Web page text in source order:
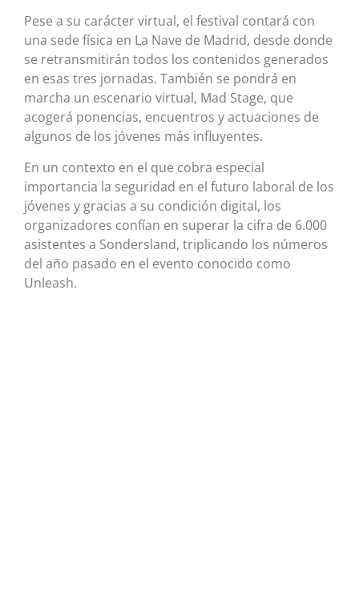
Pese a su carácter virtual, el festival contará con
una sede física en La Nave de Madrid, desde donde
se retransmitirán todos los contenidos generados
en esas tres jornadas. También se pondrá en
marcha un escenario virtual, Mad Stage, que
acogerá ponencias, encuentros y actuaciones de
algunos de los jóvenes más influyentes.
En un contexto en el que cobra especial
importancia la seguridad en el futuro laboral de los
jóvenes y gracias a su condición digital, los
organizadores confían en superar la cifra de 6.000
asistentes a Sondersland, triplicando los números
del año pasado en el evento conocido como
Unleash.